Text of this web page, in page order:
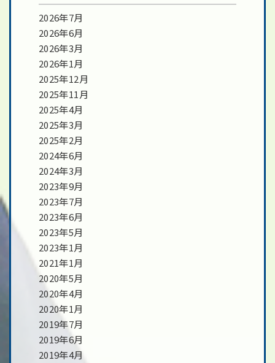
2026年7月
2026年6月
2026年3月
2026年1月
2025年12月
2025年11月
2025年4月
2025年3月
2025年2月
2024年6月
2024年3月
2023年9月
2023年7月
2023年6月
2023年5月
2023年1月
2021年1月
2020年5月
2020年4月
2020年1月
2019年7月
2019年6月
2019年4月